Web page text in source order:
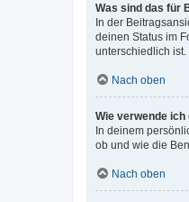
Was sind das für
In der
deinen Status im
unterschiedlich ist.
Nach oben
Wie verwende
In deinem
ob und wie die
Nach oben